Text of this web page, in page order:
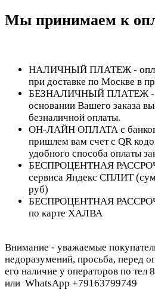
Мы принимаем к
НАЛИЧНЫЙ ПЛАТЕЖ -
при доставке по Москве в
БЕЗНАЛИЧНЫЙ ПЛАТЕЖ -
основании Вашего заказа
безналичной оплаты.
ОН-ЛАЙН ОПЛАТА с
пришлем вам счет с QR
удобного способа оплаты
БЕСПРОЦЕНТНАЯ
сервиса Яндекс СПЛИТ
руб)
БЕСПРОЦЕНТНАЯ
по карте ХАЛВА
Внимание - уважаемые
недоразумений, просьба, перед
его наличие у операторов по тел
или WhatsApp +79163799749